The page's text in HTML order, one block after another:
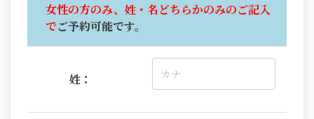
女性の方のみ、姓・名どちらかのみのご記入
でご予約可能です。
姓：